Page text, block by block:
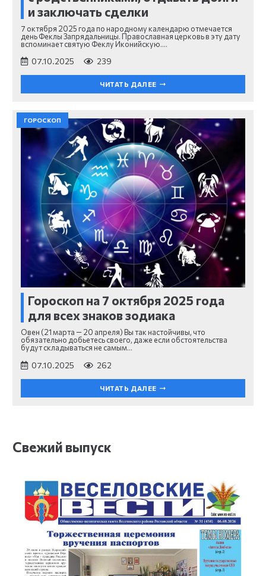
и заключать сделки
7 октября 2025 года по народному календарю отмечается
день Феклы Запрядальницы. Православная церковь в эту дату
вспоминает святую Феклу Иконийскую.…
07.10.2025 239
ЧИТАТЬ ДАЛЕЕ
ГОРОСКОП
Гороскоп на 7 октября 2025 года
для всех знаков зодиака
Овен (21 марта — 20 апреля) Вы так настойчивы, что
обязательно добьетесь своего, даже если обстоятельства
будут складываться не самым…
07.10.2025 262
ЧИТАТЬ ДАЛЕЕ
Свежий выпуск